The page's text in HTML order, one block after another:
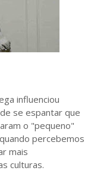
influenciou
se espantar que
o "pequeno"
percebemos
mais
culturas.